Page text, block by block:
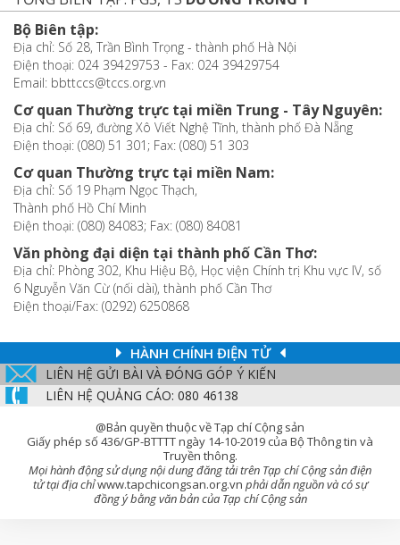
Bộ Biên tập:
Địa chỉ: Số 28, Trần Bình Trọng - thành phố Hà Nội
Điện thoại: 024 39429753 - Fax: 024 39429754
Email: bbttccs@tccs.org.vn
Cơ quan Thường trực tại miền Trung - Tây Nguyên:
Địa chỉ: Số 69, đường Xô Viết Nghệ Tĩnh, thành phố Đà Nẵng
Điện thoại: (080) 51 301; Fax: (080) 51 303
Cơ quan Thường trực tại miền Nam:
Địa chỉ: Số 19 Phạm Ngọc Thạch,
Thành phố Hồ Chí Minh
Điện thoại: (080) 84083; Fax: (080) 84081
Văn phòng đại diện tại thành phố Cần Thơ:
Địa chỉ: Phòng 302, Khu Hiệu Bộ, Học viện Chính trị Khu vực IV, số
6 Nguyễn Văn Cừ (nối dài), thành phố Cần Thơ
Điện thoại/Fax: (0292) 6250868
HÀNH CHÍNH ĐIỆN TỬ
LIÊN HỆ GỬI BÀI VÀ ĐÓNG GÓP Ý KIẾN
LIÊN HỆ QUẢNG CÁO: 080 46138
@Bản quyền thuộc về Tạp chí Cộng sản
Giấy phép số 436/GP-BTTTT ngày 14-10-2019 của Bộ Thông tin và
Truyền thông.
Mọi hành động sử dụng nội dung đăng tải trên Tạp chí Cộng sản điện
tử tại địa chỉwww.tapchicongsan.org.vn phải dẫn nguồn và có sự
đồng ý bằng văn bản của Tạp chí Cộng sản